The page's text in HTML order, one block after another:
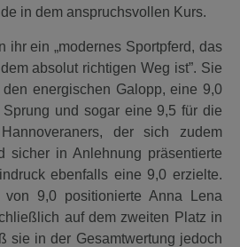
in dem anspruchsvollen Kurs.
ihr ein „modernes Sportpferd, das
absolut richtigen Weg ist”. Sie
energischen Galopp, eine 9,0
und sogar eine 9,5 für die
der sich zudem
sicher in Anlehnung präsentierte
ebenfalls eine 9,0 erzielte.
von 9,0 positionierte Anna Lena
auf dem zweiten Platz in
sie in der Gesamtwertung jedoch